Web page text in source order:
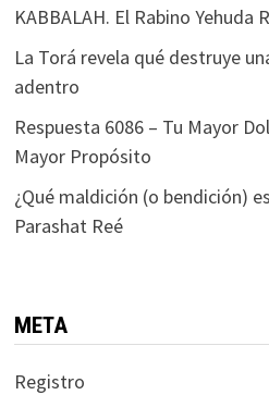
KABBALAH. El Rabino Yehuda
La Torá revela qué destruye
adentro
Respuesta 6086 – Tu Mayor
Mayor Propósito
¿Qué maldición (o bendición)
Parashat Reé
META
Registro